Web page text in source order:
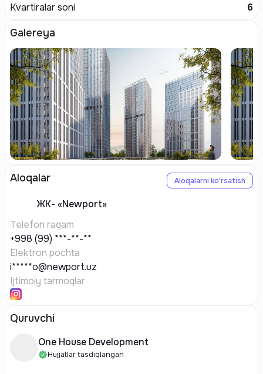
Kvartiralar soni
6
Galereya
Aloqalar Aloqalarni ko'rsatish
ЖК- «Newport»
Telefon raqam
+998 (99) ***-**-**
Elektron pochta
i*****o@newport.uz
Ijtimoiy tarmoqlar
Quruvchi
One House Development
Hujjatlar tasdiqlangan